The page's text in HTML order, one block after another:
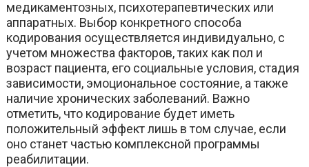
медикаментозных, психотерапевтических или
аппаратных. Выбор конкретного способа
кодирования осуществляется индивидуально, с
учетом множества факторов, таких как пол и
возраст пациента, его социальные условия, стадия
зависимости, эмоциональное состояние, а также
наличие хронических заболеваний. Важно
отметить, что кодирование будет иметь
положительный эффект лишь в том случае, если
оно станет частью комплексной программы
реабилитации.